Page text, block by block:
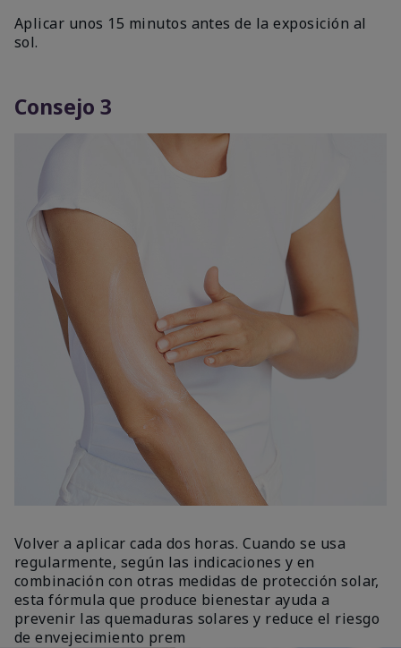
Aplicar unos 15 minutos antes de la exposición al
sol.
Consejo 3
Volver a aplicar cada dos horas. Cuando se usa
regularmente, según las indicaciones y en
combinación con otras medidas de protección solar,
esta fórmula que produce bienestar ayuda a
prevenir las quemaduras solares y reduce el riesgo
de envejecimiento prem